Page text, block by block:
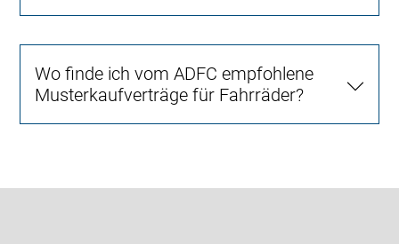
Wo finde ich vom ADFC empfohlene
Musterkaufverträge für Fahrräder?